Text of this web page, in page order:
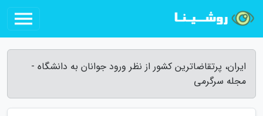
ایران، پرتقاضاترین کشور از نظر ورود جوانان به دانشگاه -
مجله سرگرمی